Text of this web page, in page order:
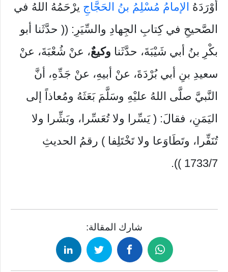
أوْرَدَهُ الإمامُ مُسْلِمُ بنُ الحَجَّاجِ يرْحَمُهُ اللهُ في
الصَّحيحِ في كِتابِ الجِهادِ والسِّيَرِ: (( حدَّثَنا أبو
بكْرِ بنُ أبي شَيْبَةَ، حدَّثَنا وكيعٌ، عنْ شُعْبَةَ، عنْ
سعيدِ بنِ أبي بُرْدَةَ، عنْ أبيهِ، عنْ جَدِّهِ، أنَّ
النَّبيَّ صلَّى اللهُ عليْهِ وسَلَّمَ بَعَثَهُ ومُعاذاً إلى
اليَمَنِ، فقالَ: ( يَسِّرا ولا تُعَسِّرا، وبَشِّرا ولا
تُنَفِّرا، وتَطَاوَعا ولا تَخْتَلِفا ) رقمُ الحديثِ
1733/7 )).
شارك المقالة: